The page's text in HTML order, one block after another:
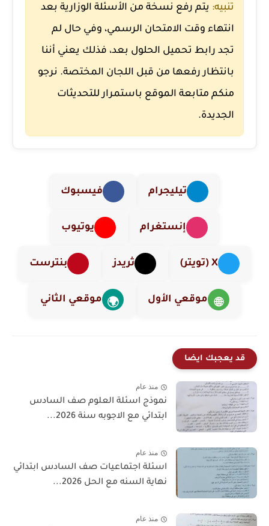
تنبيه: يتم رفع نسخة من الأسئلة الوزارية بعد
انتهاء وقت الامتحان الرسمي، وفي حال لم
تجد رابط تحميل الحلول بعد، فذلك يعني أننا
بانتظار رفعها من قبل اللجان المختصة. نرجو
منكم متابعة الموقع باستمرار للتحديثات
الجديدة.
تيليجرام فيسبوك
إنستغرام يوتيوب
X (تويتر) ثريدز بنترست
🌐 موقعي الأول 🌍 موقعي الثاني
قد يعجبك ايضا
منذ عام
نموذج اسئلة العلوم صف السادس
ابتدائي مع الاجوبه سنة 2026...
منذ عام
اسئلة اجتماعيات صف السادس ابتدائي
نهاية السنه مع الحل 2026...
منذ عام